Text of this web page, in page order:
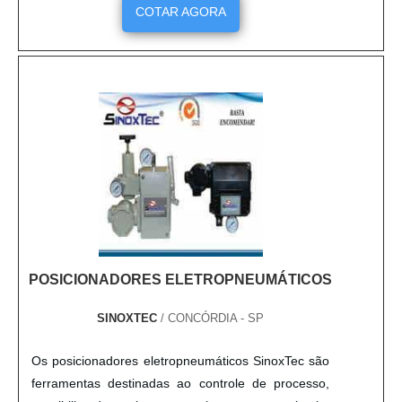
segmentação de clientes e desenvolve-se de
acordo com a necessidade de cada vertente do
mercado. O eixo pneumático pode conter variações
COTAR AGORA
POSICIONADORES ELETROPNEUMÁTICOS
SINOXTEC / CONCÓRDIA - SP
Os posicionadores eletropneumáticos SinoxTec são
ferramentas destinadas ao controle de processo,